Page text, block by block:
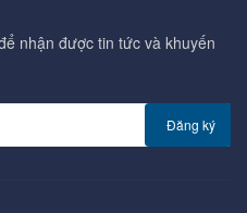
nhận được tin tức và khuyến
Đăng ký